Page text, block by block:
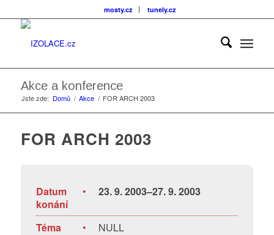
mosty.cz tunely.cz
Akce a konference
Jste zde: Domů / Akce / FOR ARCH 2003
FOR ARCH 2003
Datum
konání
• 23. 9. 2003–27. 9. 2003
Téma •
NULL